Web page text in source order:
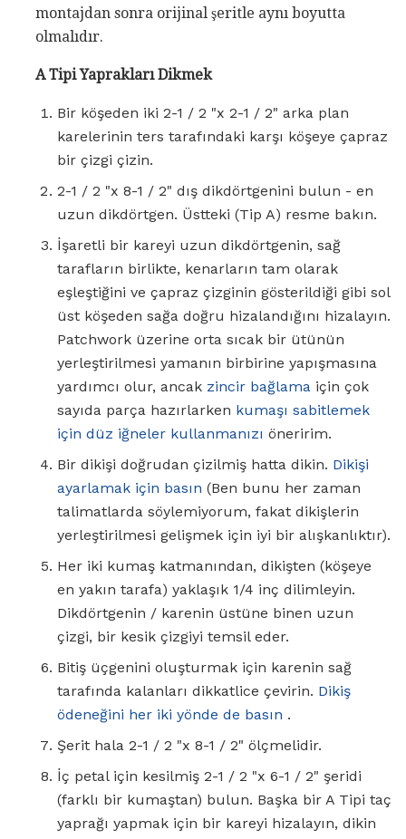
montajdan sonra orijinal şeritle aynı boyutta
olmalıdır.
A Tipi Yaprakları Dikmek
Bir köşeden iki 2-1 / 2 "x 2-1 / 2" arka plan
karelerinin ters tarafındaki karşı köşeye çapraz
bir çizgi çizin.
2-1 / 2 "x 8-1 / 2" dış dikdörtgenini bulun - en
uzun dikdörtgen. Üstteki (Tip A) resme bakın.
İşaretli bir kareyi uzun dikdörtgenin, sağ
tarafların birlikte, kenarların tam olarak
eşleştiğini ve çapraz çizginin gösterildiği gibi sol
üst köşeden sağa doğru hizalandığını hizalayın.
Patchwork üzerine orta sıcak bir ütünün
yerleştirilmesi yamanın birbirine yapışmasına
yardımcı olur, ancak zincir bağlama için çok
sayıda parça hazırlarken kumaşı sabitlemek
için düz iğneler kullanmanızı öneririm.
Bir dikişi doğrudan çizilmiş hatta dikin. Dikişi
ayarlamak için basın (Ben bunu her zaman
talimatlarda söylemiyorum, fakat dikişlerin
yerleştirilmesi gelişmek için iyi bir alışkanlıktır).
Her iki kumaş katmanından, dikişten (köşeye
en yakın tarafa) yaklaşık 1/4 inç dilimleyin.
Dikdörtgenin / karenin üstüne binen uzun
çizgi, bir kesik çizgiyi temsil eder.
Bitiş üçgenini oluşturmak için karenin sağ
tarafında kalanları dikkatlice çevirin. Dikiş
ödeneğini her iki yönde de basın .
Şerit hala 2-1 / 2 "x 8-1 / 2" ölçmelidir.
İç petal için kesilmiş 2-1 / 2 "x 6-1 / 2" şeridi
(farklı bir kumaştan) bulun. Başka bir A Tipi taç
yaprağı yapmak için bir kareyi hizalayın, dikin